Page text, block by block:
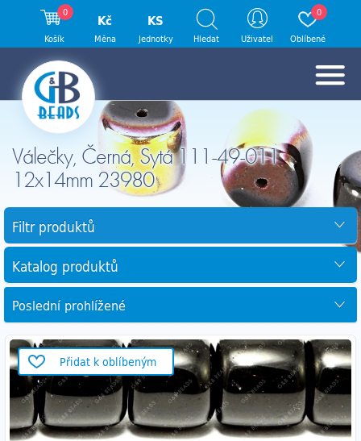
Válečky, Černá, Sytá 111-49-011
12x14mm 23980
Filtr produktů
Katalog produktů
Poslední prohlížené
Přidat k oblíbeným
0
Košík
Kč
Měna
KS
Jednotky Hledat Uživatel
0
Oblíbené